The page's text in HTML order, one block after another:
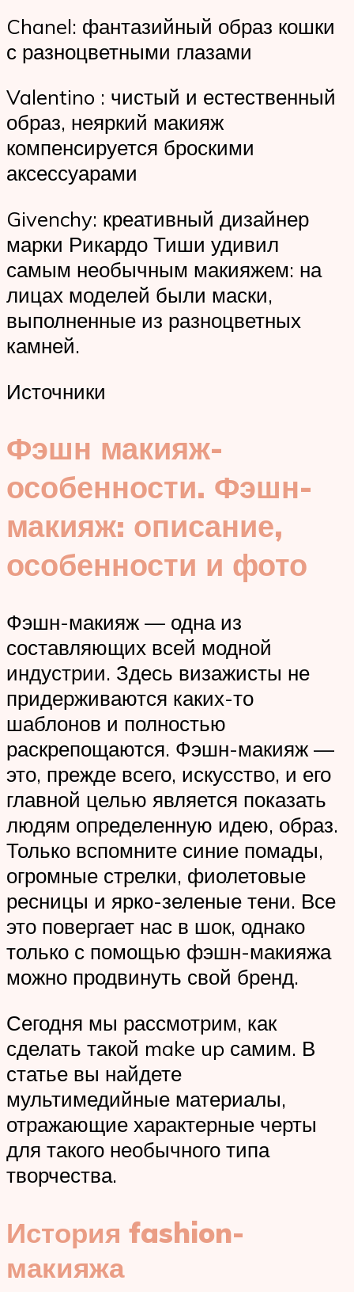
Chanel: фантазийный образ кошки
с разноцветными глазами
Valentino : чистый и естественный
образ, неяркий макияж
компенсируется броскими
аксессуарами
Givenchy: креативный дизайнер
марки Рикардо Тиши удивил
самым необычным макияжем: на
лицах моделей были маски,
выполненные из разноцветных
камней.
Источники
Фэшн макияж-
особенности. Фэшн-
макияж: описание,
особенности и фото
Фэшн-макияж — одна из
составляющих всей модной
индустрии. Здесь визажисты не
придерживаются каких-то
шаблонов и полностью
раскрепощаются. Фэшн-макияж —
это, прежде всего, искусство, и его
главной целью является показать
людям определенную идею, образ.
Только вспомните синие помады,
огромные стрелки, фиолетовые
ресницы и ярко-зеленые тени. Все
это повергает нас в шок, однако
только с помощью фэшн-макияжа
можно продвинуть свой бренд.
Сегодня мы рассмотрим, как
сделать такой make up самим. В
статье вы найдете
мультимедийные материалы,
отражающие характерные черты
для такого необычного типа
творчества.
История fashion-
макияжа